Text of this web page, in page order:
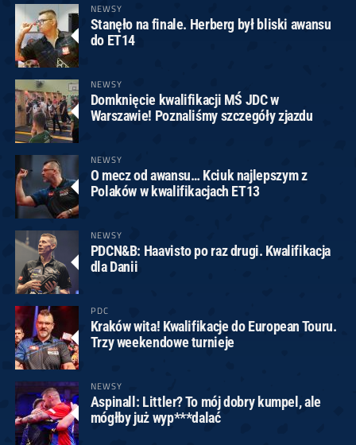
NEWSY
Stanęło na finale. Herberg był bliski awansu
do ET14
NEWSY
Domknięcie kwalifikacji MŚ JDC w
Warszawie! Poznaliśmy szczegóły zjazdu
NEWSY
O mecz od awansu… Kciuk najlepszym z
Polaków w kwalifikacjach ET13
NEWSY
PDCN&B: Haavisto po raz drugi. Kwalifikacja
dla Danii
PDC
Kraków wita! Kwalifikacje do European Touru.
Trzy weekendowe turnieje
NEWSY
Aspinall: Littler? To mój dobry kumpel, ale
mógłby już wyp***dalać